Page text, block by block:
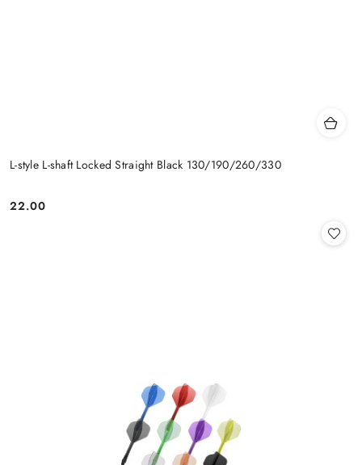
L-style L-shaft Locked Straight Black 130/190/260/330
Cena:
22.00